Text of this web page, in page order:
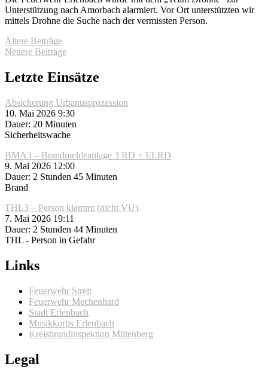
Unterstützung nach Amorbach alarmiert. Vor Ort unterstützten wir
mittels Drohne die Suche nach der vermissten Person.
Beitragsnavigation
Ältere Beiträge
Neuere Beiträge
Letzte Einsätze
Absicherung Urbanusprozession
10. Mai 2026 9:30
Dauer: 20 Minuten
Sicherheitswache
BMA3 – Brandmeldeanlage 3 RD + ELRD
9. Mai 2026 12:00
Dauer: 2 Stunden 45 Minuten
Brand
THL3 – Person klemmt (nicht VU)
7. Mai 2026 19:11
Dauer: 2 Stunden 44 Minuten
THL - Person in Gefahr
Links
Feuerwehr Streit
Feuerwehr Mechenhard
Stadt Erlenbach
Musikkorps Erlenbach
Kreisbrandinspektion Miltenberg
Legal